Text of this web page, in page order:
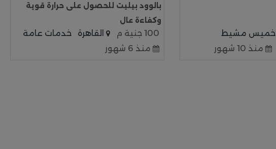
خميس مشيط
منذ 10 شهور
بالوود بيليت للحصول على حرارة قوية
وكفاءة عال
100 جنية م القاهرة
خدمات عامة
منذ 6 شهور